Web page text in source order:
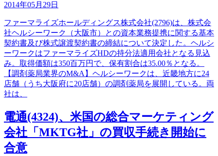
2014年05月29日
ファーマライズホールディングス株式会社(2796)は、株式会
社ヘルシーワーク（大阪市）との資本業務提携に関する基本
契約書及び株式譲渡契約書の締結について決定した。ヘルシ
ーワークはファーマライズHDの持分法適用会社となる見込
み。取得価額は350百万円で、保有割合は35.00％となる。
【調剤薬局業界のM&A】ヘルシーワークは、近畿地方に24
店舗（うち大阪府に20店舗）の調剤薬局を展開している。両
社は、
電通(4324)、米国の総合マーケティング
会社「MKTG社」の買収手続き開始に
合意